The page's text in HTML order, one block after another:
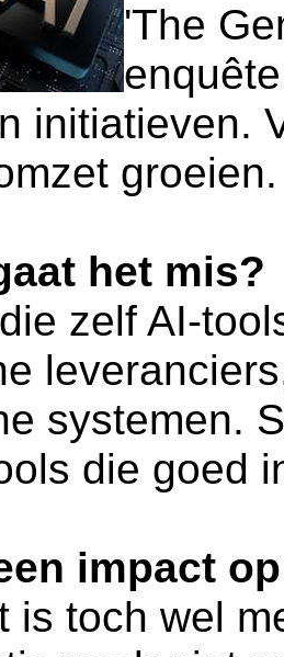
'The
initiatieven.
groeien.
het mis?
zelf AI-
systemen.
die goed
impact
is toch wel